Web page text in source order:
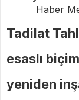
Haber
Tadilat
esaslı
yeniden